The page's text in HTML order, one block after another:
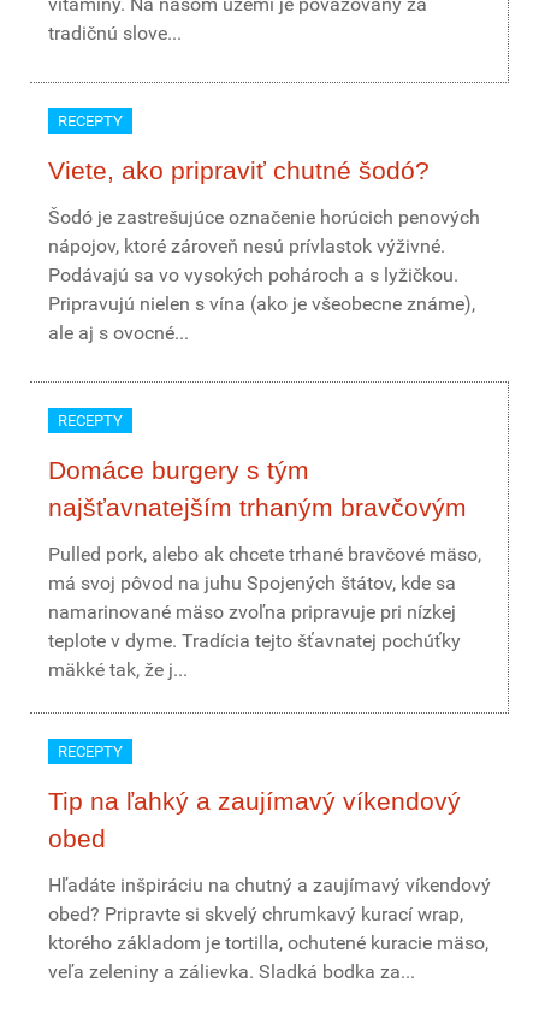
tradičnú slove...
RECEPTY
Viete, ako pripraviť chutné šodó?
Šodó je zastrešujúce označenie horúcich penových
nápojov, ktoré zároveň nesú prívlastok výživné.
Podávajú sa vo vysokých pohároch a s lyžičkou.
Pripravujú nielen s vína (ako je všeobecne známe),
ale aj s ovocné...
RECEPTY
Domáce burgery s tým
najšťavnatejším trhaným bravčovým
Pulled pork, alebo ak chcete trhané bravčové mäso,
má svoj pôvod na juhu Spojených štátov, kde sa
namarinované mäso zvoľna pripravuje pri nízkej
teplote v dyme. Tradícia tejto šťavnatej pochúťky
mäkké tak, že j...
RECEPTY
Tip na ľahký a zaujímavý víkendový
obed
Hľadáte inšpiráciu na chutný a zaujímavý víkendový
obed? Pripravte si skvelý chrumkavý kurací wrap,
ktorého základom je tortilla, ochutené kuracie mäso,
veľa zeleniny a zálievka. Sladká bodka za...